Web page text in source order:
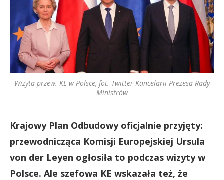
Wizyta przew. KE w Polsce, fot. Twitter Kancelarii Prezesa Rady
Ministrów
Krajowy Plan Odbudowy oficjalnie przyjęty:
przewodnicząca Komisji Europejskiej Ursula
von der Leyen ogłosiła to podczas wizyty w
Polsce. Ale szefowa KE wskazała też, że